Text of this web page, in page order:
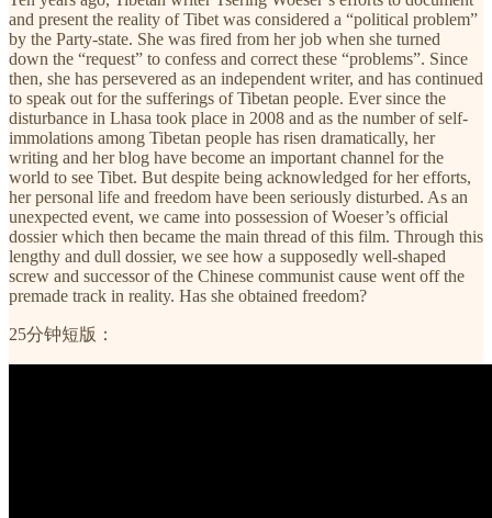
and present the reality of Tibet was considered a “political problem”
by the Party-state. She was fired from her job when she turned
down the “request” to confess and correct these “problems”. Since
then, she has persevered as an independent writer, and has continued
to speak out for the sufferings of Tibetan people. Ever since the
disturbance in Lhasa took place in 2008 and as the number of self-
immolations among Tibetan people has risen dramatically, her
writing and her blog have become an important channel for the
world to see Tibet. But despite being acknowledged for her efforts,
her personal life and freedom have been seriously disturbed. As an
unexpected event, we came into possession of Woeser’s official
dossier which then became the main thread of this film. Through this
lengthy and dull dossier, we see how a supposedly well-shaped
screw and successor of the Chinese communist cause went off the
premade track in reality. Has she obtained freedom?
25分钟短版：